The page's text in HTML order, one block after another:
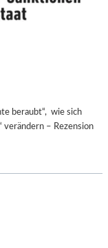
beraubt“, wie sich
verändern – Rezension